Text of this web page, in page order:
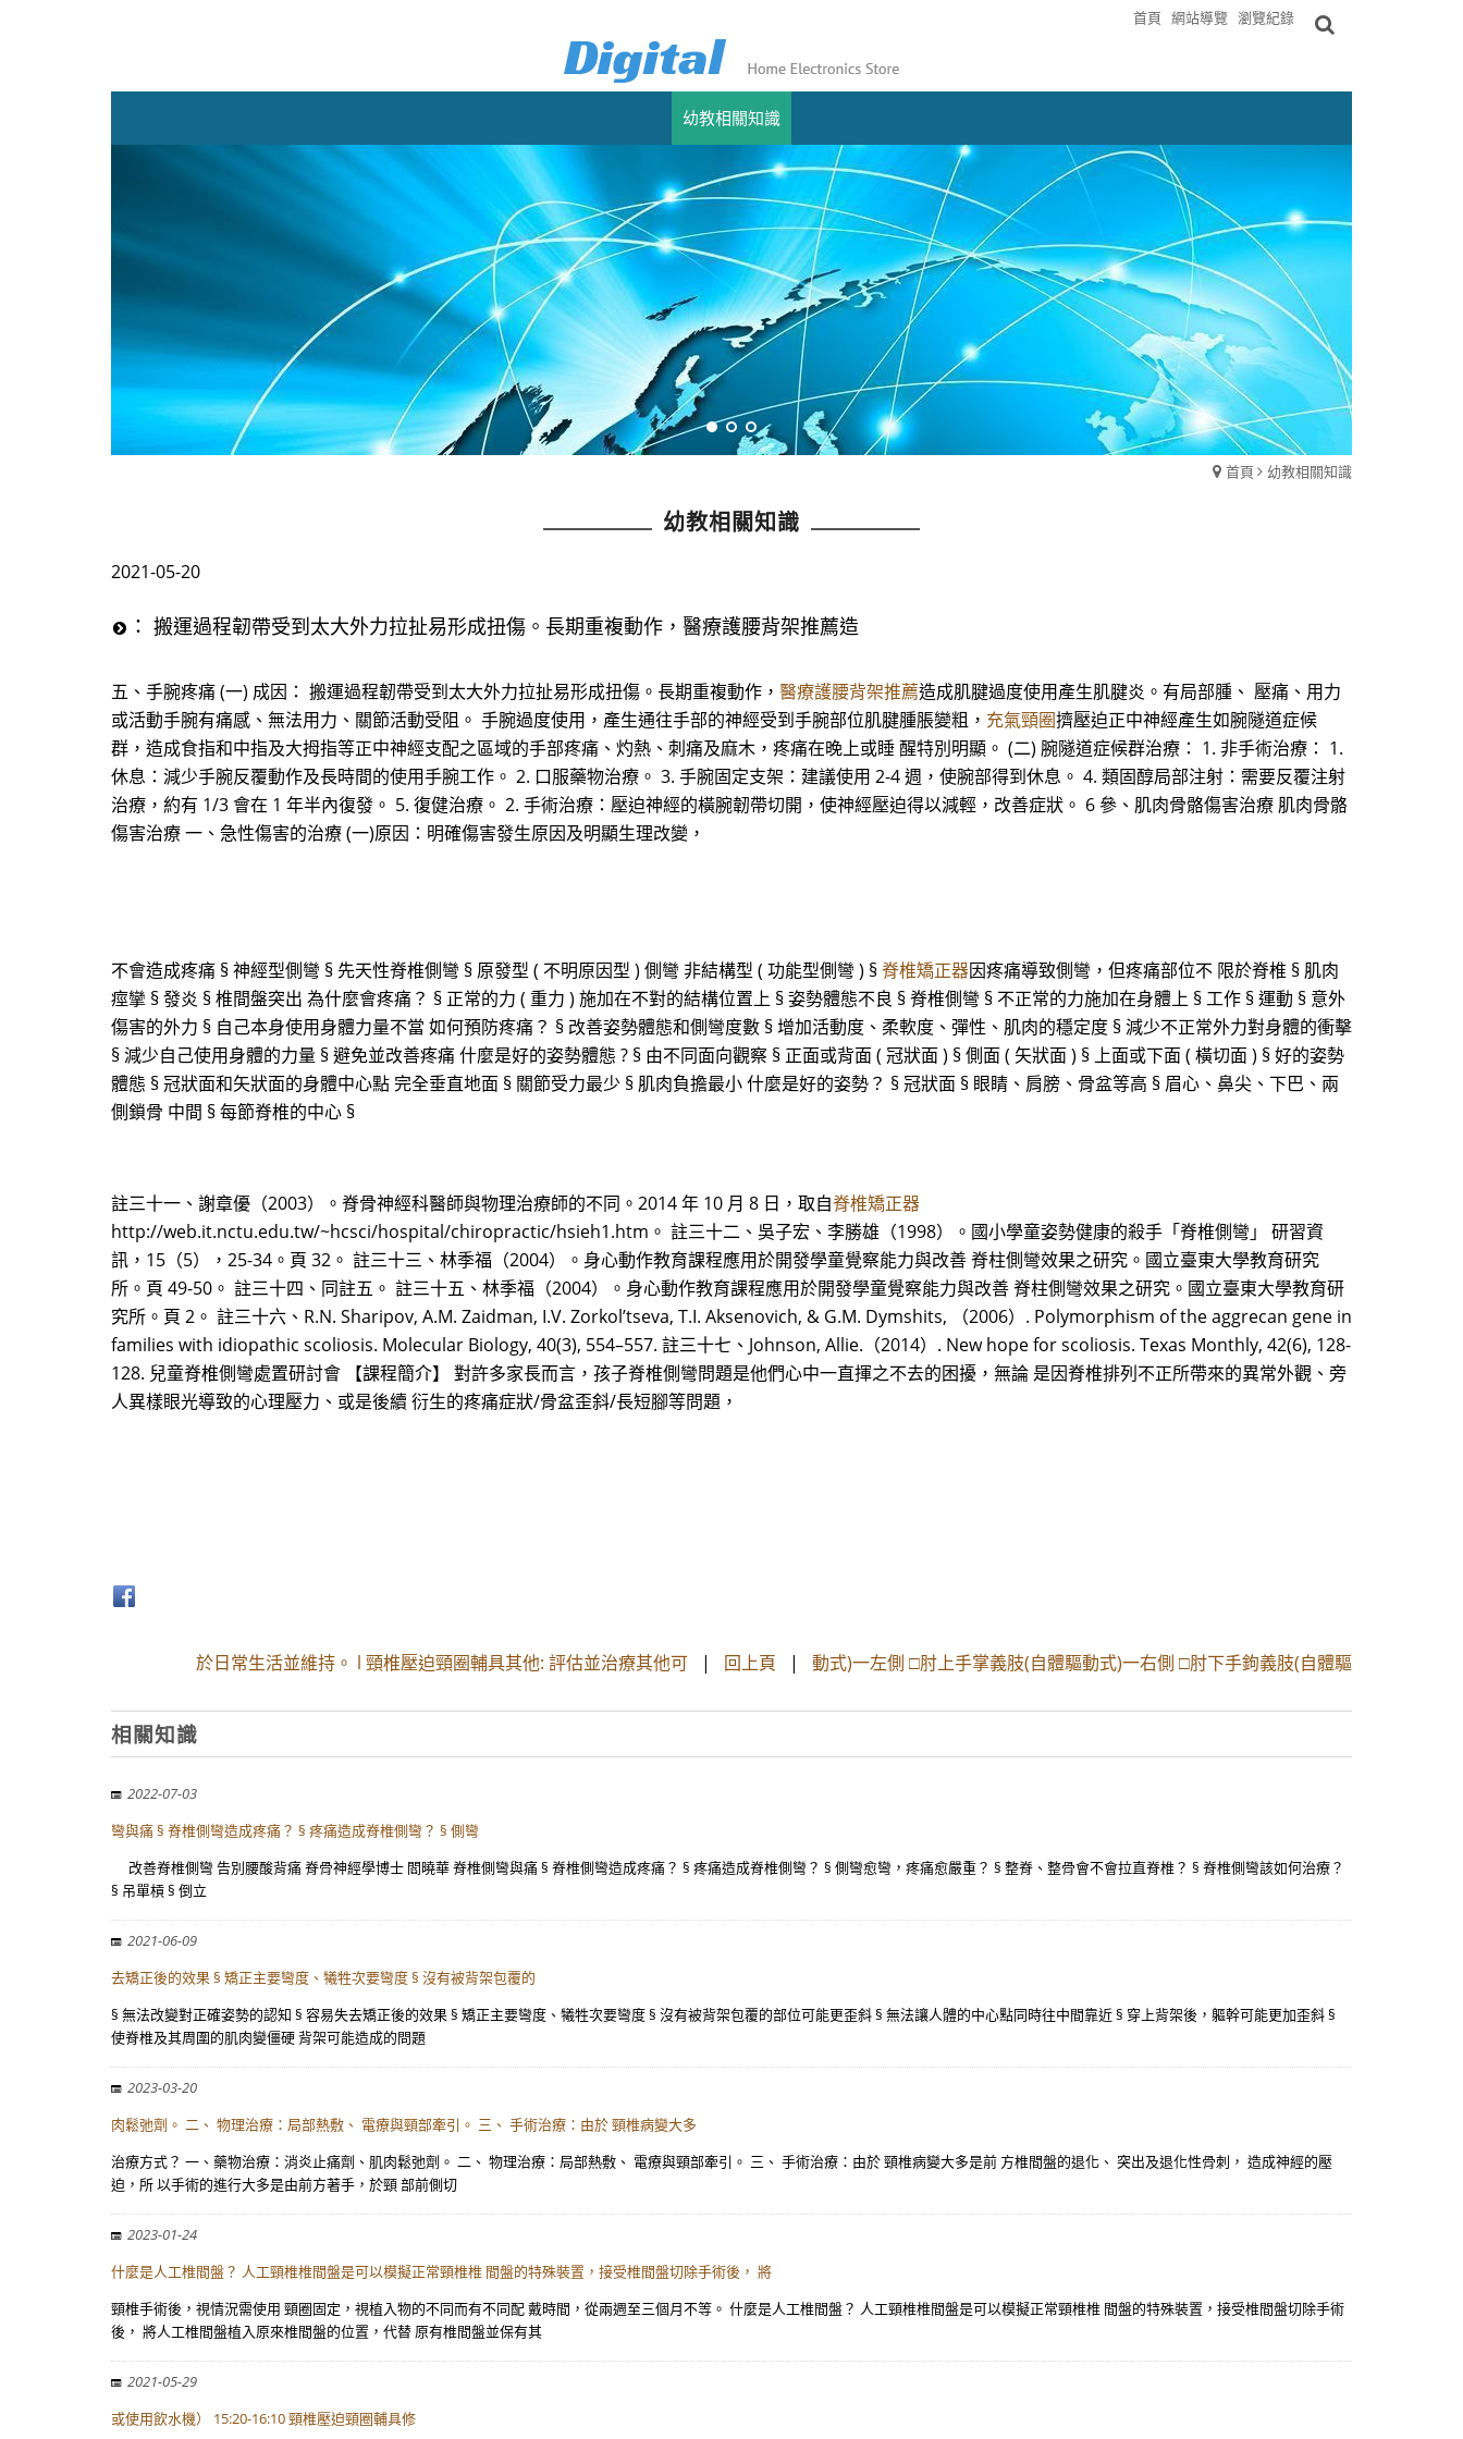
首頁 網站導覽 瀏覽紀錄
幼教相關知識
首頁 幼教相關知識
幼教相關知識
2021-05-20
： 搬運過程韌帶受到太大外力拉扯易形成扭傷。長期重複動作，醫療護腰背架推薦造
五、手腕疼痛 (一) 成因： 搬運過程韌帶受到太大外力拉扯易形成扭傷。長期重複動作， 醫療護腰背架推薦造成肌腱過度使用產生肌腱炎。有局部腫、 壓痛、用力
或活動手腕有痛感、無法用力、關節活動受阻。 手腕過度使用，產生通往手部的神經受到手腕部位肌腱腫脹變粗， 充氣頸圈擠壓迫正中神經產生如腕隧道症候
群，造成食指和中指及大拇指等正中神經支配之區域的手部疼痛、灼熱、刺痛及麻木，疼痛在晚上或睡 醒特別明顯。 (二) 腕隧道症候群治療： 1. 非手術治療： 1.
休息：減少手腕反覆動作及長時間的使用手腕工作。 2. 口服藥物治療。 3. 手腕固定支架：建議使用 2-4 週，使腕部得到休息。 4. 類固醇局部注射：需要反覆注射
治療，約有 1/3 會在 1 年半內復發。 5. 復健治療。 2. 手術治療：壓迫神經的橫腕韌帶切開，使神經壓迫得以減輕，改善症狀。 6 參、肌肉骨骼傷害治療 肌肉骨骼
傷害治療 一、急性傷害的治療 (一)原因：明確傷害發生原因及明顯生理改變，
不會造成疼痛 § 神經型側彎 § 先天性脊椎側彎 § 原發型 ( 不明原因型 ) 側彎 非結構型 ( 功能型側彎 ) §脊椎矯正器因疼痛導致側彎，但疼痛部位不 限於脊椎 § 肌肉
痙攣 § 發炎 § 椎間盤突出 為什麼會疼痛？ § 正常的力 ( 重力 ) 施加在不對的結構位置上 § 姿勢體態不良 § 脊椎側彎 § 不正常的力施加在身體上 § 工作 § 運動 § 意外
傷害的外力 § 自己本身使用身體力量不當 如何預防疼痛？ § 改善姿勢體態和側彎度數 § 增加活動度、柔軟度、彈性、肌肉的穩定度 § 減少不正常外力對身體的衝擊
§ 減少自己使用身體的力量 § 避免並改善疼痛 什麼是好的姿勢體態 ? § 由不同面向觀察 § 正面或背面 ( 冠狀面 ) § 側面 ( 矢狀面 ) § 上面或下面 ( 橫切面 ) § 好的姿勢
體態 § 冠狀面和矢狀面的身體中心點 完全垂直地面 § 關節受力最少 § 肌肉負擔最小 什麼是好的姿勢？ § 冠狀面 § 眼睛、肩膀、骨盆等高 § 眉心、鼻尖、下巴、兩
側鎖骨 中間 § 每節脊椎的中心 §
註三十一、謝章優（2003）。脊骨神經科醫師與物理治療師的不同。2014 年 10 月 8 日，取自脊椎矯正器
http://web.it.nctu.edu.tw/~hcsci/hospital/chiropractic/hsieh1.htm。 註三十二、吳子宏、李勝雄（1998）。國小學童姿勢健康的殺手「脊椎側彎」 研習資
訊，15（5），25-34。頁 32。 註三十三、林季福（2004）。身心動作教育課程應用於開發學童覺察能力與改善 脊柱側彎效果之研究。國立臺東大學教育研究
所。頁 49-50。 註三十四、同註五。 註三十五、林季福（2004）。身心動作教育課程應用於開發學童覺察能力與改善 脊柱側彎效果之研究。國立臺東大學教育研
究所。頁 2。 註三十六、R.N. Sharipov, A.M. Zaidman, I.V. Zorkol’tseva, T.I. Aksenovich, & G.M. Dymshits, （2006）. Polymorphism of the aggrecan gene in
families with idiopathic scoliosis. Molecular Biology, 40(3), 554–557. 註三十七、Johnson, Allie.（2014）. New hope for scoliosis. Texas Monthly, 42(6), 128-
128. 兒童脊椎側彎處置研討會 【課程簡介】 對許多家長而言，孩子脊椎側彎問題是他們心中一直揮之不去的困擾，無論 是因脊椎排列不正所帶來的異常外觀、旁
人異樣眼光導致的心理壓力、或是後續 衍生的疼痛症狀/骨盆歪斜/長短腳等問題，
於日常生活並維持。 l 頸椎壓迫頸圈輔具其他: 評估並治療其他可 | 回上頁 | 動式)一左側 □肘上手掌義肢(自體驅動式)一右側 □肘下手鉤義肢(自體驅
相關知識
2022-07-03
彎與痛 § 脊椎側彎造成疼痛？ § 疼痛造成脊椎側彎？ § 側彎
改善脊椎側彎 告別腰酸背痛 脊骨神經學博士 閻曉華 脊椎側彎與痛 § 脊椎側彎造成疼痛？ § 疼痛造成脊椎側彎？ § 側彎愈彎，疼痛愈嚴重？ § 整脊、整骨會不會拉直脊椎？ § 脊椎側彎該如何治療？
§ 吊單槓 § 倒立
2021-06-09
去矯正後的效果 § 矯正主要彎度、犧牲次要彎度 § 沒有被背架包覆的
§ 無法改變對正確姿勢的認知 § 容易失去矯正後的效果 § 矯正主要彎度、犧牲次要彎度 § 沒有被背架包覆的部位可能更歪斜 § 無法讓人體的中心點同時往中間靠近 § 穿上背架後，軀幹可能更加歪斜 §
使脊椎及其周圍的肌肉變僵硬 背架可能造成的問題
2023-03-20
肉鬆弛劑。 二、 物理治療：局部熱敷、 電療與頸部牽引。 三、 手術治療：由於 頸椎病變大多
治療方式？ 一、藥物治療：消炎止痛劑、肌肉鬆弛劑。 二、 物理治療：局部熱敷、 電療與頸部牽引。 三、 手術治療：由於 頸椎病變大多是前 方椎間盤的退化、 突出及退化性骨刺， 造成神經的壓
迫，所 以手術的進行大多是由前方著手，於頸 部前側切
2023-01-24
什麼是人工椎間盤？ 人工頸椎椎間盤是可以模擬正常頸椎椎 間盤的特殊裝置，接受椎間盤切除手術後， 將
頸椎手術後，視情況需使用 頸圈固定，視植入物的不同而有不同配 戴時間，從兩週至三個月不等。 什麼是人工椎間盤？ 人工頸椎椎間盤是可以模擬正常頸椎椎 間盤的特殊裝置，接受椎間盤切除手術
後， 將人工椎間盤植入原來椎間盤的位置，代替 原有椎間盤並保有其
2021-05-29
或使用飲水機） 15:20-16:10 頸椎壓迫頸圈輔具修